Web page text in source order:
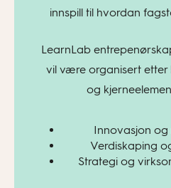
innspill til hvordan
LearnLab
vil være organisert etter
og
Innovasjon og
Verdiskaping
Strategi og